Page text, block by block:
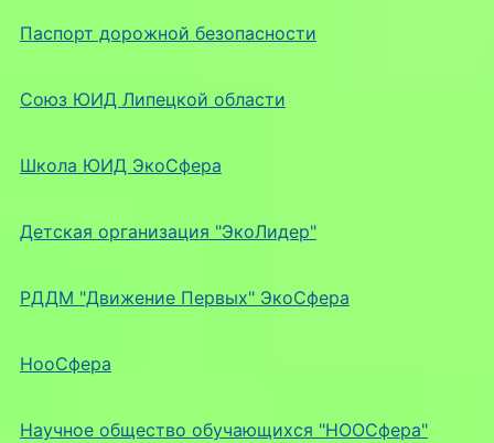
Паспорт дорожной безопасности
Союз ЮИД Липецкой области
Школа ЮИД ЭкоСфера
Детская организация "ЭкоЛидер"
РДДМ "Движение Первых" ЭкоСфера
НооСфера
Научное общество обучающихся "НООСфера"